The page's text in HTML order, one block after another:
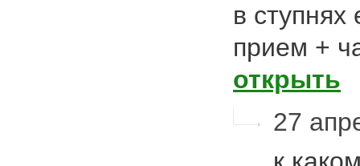
в
прием +
открыть
27